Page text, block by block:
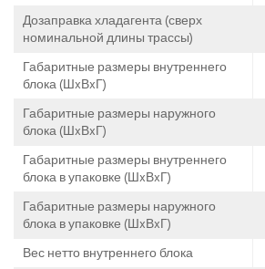
Дозаправка хладагента (сверх
номинальной длины трассы)
Габаритные размеры внутреннего
блока (ШxВxГ)
Габаритные размеры наружного
блока (ШxВxГ)
Габаритные размеры внутреннего
блока в упаковке (ШxВxГ)
Габаритные размеры наружного
блока в упаковке (ШxВxГ)
Вес нетто внутреннего блока